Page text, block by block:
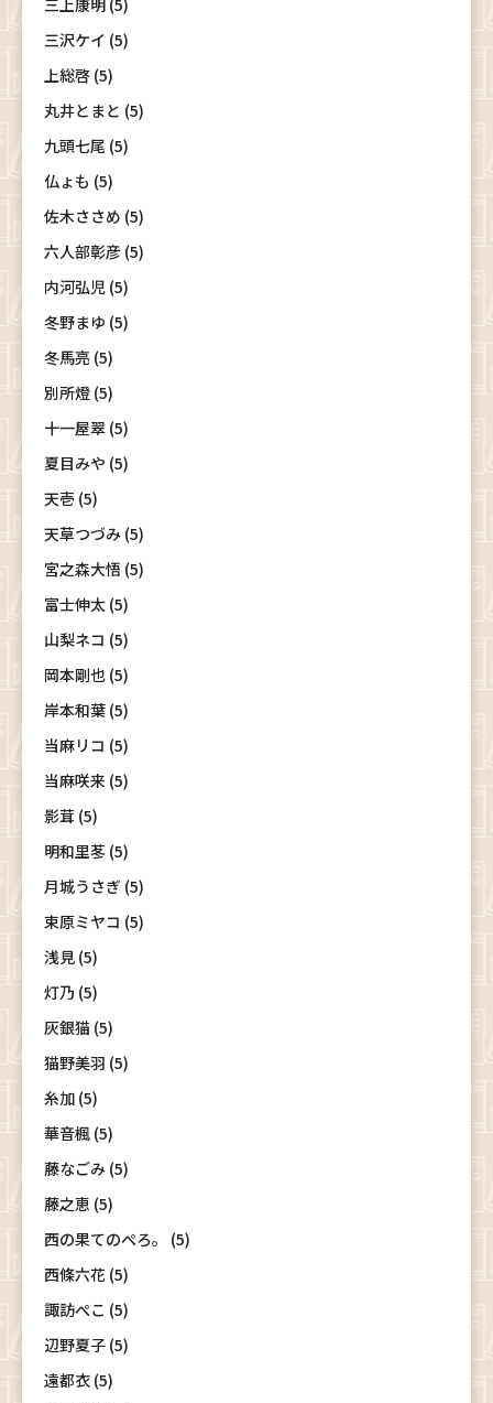
三上康明 (5)
三沢ケイ (5)
上総啓 (5)
丸井とまと (5)
九頭七尾 (5)
仏ょも (5)
佐木ささめ (5)
六人部彰彦 (5)
内河弘児 (5)
冬野まゆ (5)
冬馬亮 (5)
別所燈 (5)
十一屋翠 (5)
夏目みや (5)
天壱 (5)
天草つづみ (5)
宮之森大悟 (5)
富士伸太 (5)
山梨ネコ (5)
岡本剛也 (5)
岸本和葉 (5)
当麻リコ (5)
当麻咲来 (5)
影茸 (5)
明和里苳 (5)
月城うさぎ (5)
束原ミヤコ (5)
浅見 (5)
灯乃 (5)
灰銀猫 (5)
猫野美羽 (5)
糸加 (5)
華音楓 (5)
藤なごみ (5)
藤之恵 (5)
西の果てのぺろ。 (5)
西條六花 (5)
諏訪ぺこ (5)
辺野夏子 (5)
遠都衣 (5)